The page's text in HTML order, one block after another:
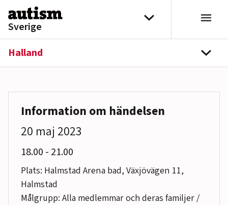
Hoppa till innehåll
Sverige
Välj distrikt
Halland
Information om händelsen
20 maj 2023
18.00 till
- 21.00
Plats: Halmstad Arena bad, Växjövägen 11,
Halmstad
Målgrupp: Alla medlemmar och deras familjer /